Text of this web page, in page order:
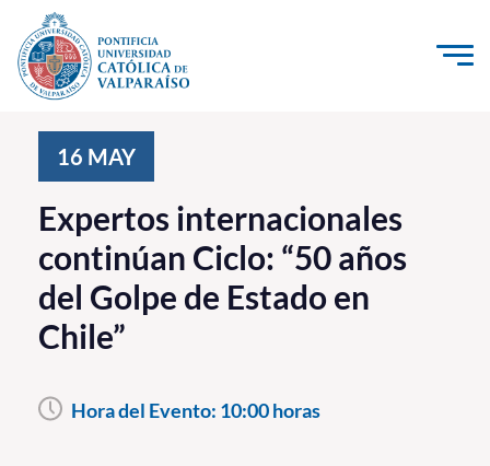
Click acá para ir directamente al contenido
Investigación, Creación e Innovación
PUCV Internacional
Vinculación con el Medio
Admisión
Pregrado
16 MAY
Expertos internacionales
continúan Ciclo: “50 años
del Golpe de Estado en
Chile”
Hora del Evento: 10:00 horas